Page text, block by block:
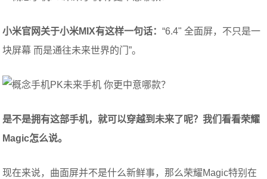
小米官网关于小米MIX有这样一句话：“6.4" 全面屏，不只是一
块屏幕 而是通往未来世界的门”。
是不是拥有这部手机，就可以穿越到未来了呢？我们看看荣耀
Magic怎么说。
现在来说，曲面屏并不是什么新鲜事，那么荣耀Magic特别在